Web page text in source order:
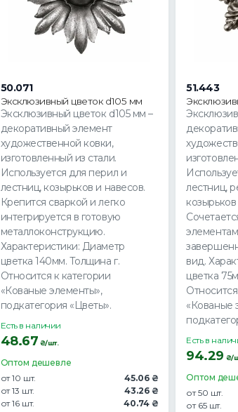
50.071
Эксклюзивный цветок d105 мм
Эксклюзивный цветок d105 мм –
декоративный элемент
художественной ковки,
изготовленный из стали.
Используется для перил и
лестниц, козырьков и навесов.
Крепится сваркой и легко
интегрируется в готовую
металлоконструкцию.
Характеристики: Диаметр
цветка 140мм. Толщина г.
Относится к категории
«Кованые элементы»,
подкатегория «Цветы».
Есть в наличии
48.67 ₴/шт.
Оптом дешевле
от 10 шт.
45.06 ₴
от 13 шт.
43.26 ₴
от 16 шт.
40.74 ₴
51.443
лестниц,
вид.
цветка
«Кованые
Есть в
94.29 ₴/
Оптом
от 50 шт.
от 65 шт.